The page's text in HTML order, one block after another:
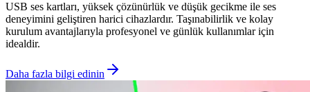
USB ses kartları, yüksek çözünürlük ve düşük gecikme ile ses
deneyimini geliştiren harici cihazlardır. Taşınabilirlik ve kolay
kurulum avantajlarıyla profesyonel ve günlük kullanımlar için
idealdir.
Daha fazla bilgi edinin